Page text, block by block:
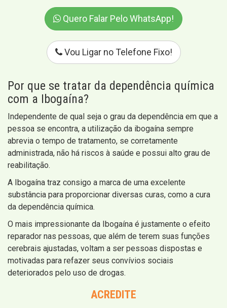
Quero Falar Pelo WhatsApp!
Vou Ligar no Telefone Fixo!
Por que se tratar da dependência química
com a Ibogaína?
Independente de qual seja o grau da dependência em que a
pessoa se encontra, a utilização da ibogaína sempre
abrevia o tempo de tratamento, se corretamente
administrada, não há riscos à saúde e possui alto grau de
reabilitação.
A Ibogaína traz consigo a marca de uma excelente
substância para proporcionar diversas curas, como a cura
da dependência química.
O mais impressionante da Ibogaína é justamente o efeito
reparador nas pessoas, que além de terem suas funções
cerebrais ajustadas, voltam a ser pessoas dispostas e
motivadas para refazer seus convívios sociais
deteriorados pelo uso de drogas.
ACREDITE